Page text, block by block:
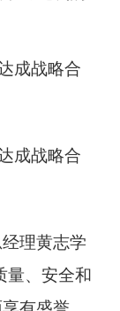
理黄志学
量、安全和